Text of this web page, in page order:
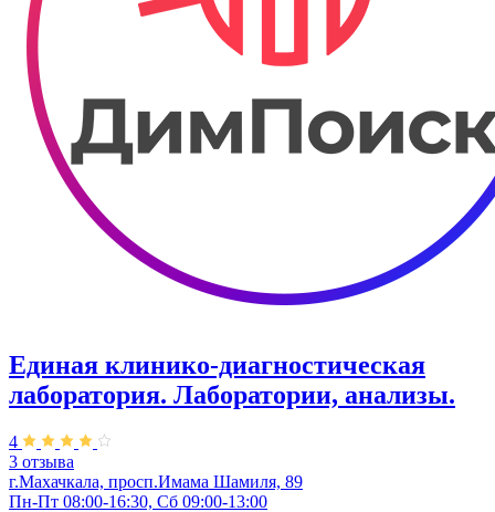
Единая клинико-диагностическая
лаборатория. Лаборатории, анализы.
4
3 отзыва
г.Махачкала, ​просп.Имама Шамиля, 89
Пн-Пт 08:00-16:30, Сб 09:00-13:00